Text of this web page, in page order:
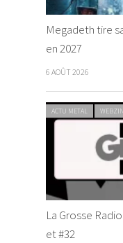
Megadeth tire
en 2027
6 AOÛT 2026
ACTU METAL
La Grosse
et #32